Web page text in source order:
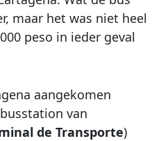
maar het was niet heel
peso in ieder geval
aangekomen
van
de Transporte)